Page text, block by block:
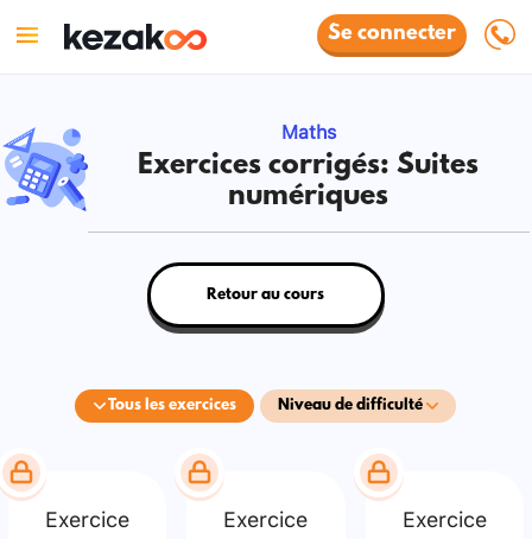
Se connecter
Maths
Exercices corrigés: Suites
numériques
Tous les exercices Niveau de difficulté
Retour au cours
Exercice Exercice Exercice